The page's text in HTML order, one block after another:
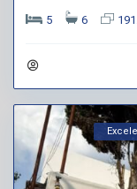
5
6